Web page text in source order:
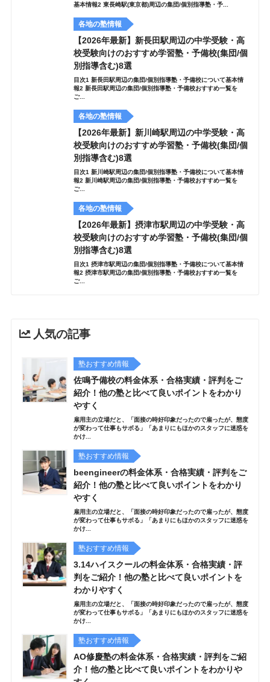
基本情報2 東長崎駅(東京都)周辺の集団/個別指導塾・予...
各地の塾情報
【2026年最新】新長田駅周辺の中学受験・高
校受験向けのおすすめ学習塾・予備校(集団/個
別指導含む)8選
目次1 新長田駅周辺の集団/個別指導塾・予備校について基本情
報2 新長田駅周辺の集団/個別指導塾・予備校おすすめ一覧を
ご...
各地の塾情報
【2026年最新】新川崎駅周辺の中学受験・高
校受験向けのおすすめ学習塾・予備校(集団/個
別指導含む)8選
目次1 新川崎駅周辺の集団/個別指導塾・予備校について基本情
報2 新川崎駅周辺の集団/個別指導塾・予備校おすすめ一覧を
ご...
各地の塾情報
【2026年最新】摂津市駅周辺の中学受験・高
校受験向けのおすすめ学習塾・予備校(集団/個
別指導含む)8選
目次1 摂津市駅周辺の集団/個別指導塾・予備校について基本情
報2 摂津市駅周辺の集団/個別指導塾・予備校おすすめ一覧を
ご...
人気の記事
塾おすすめ情報
佐鳴予備校の料金体系・合格実績・評判をご
紹介！他の塾と比べて良いポイントをわかり
やすく
雇用主の立場だと、「面接の時好印象だったので雇ったが、態度
が変わって仕事もサボる」「あまりにもほかのスタッフに迷惑を
かけ...
塾おすすめ情報
beengineerの料金体系・合格実績・評判をご
紹介！他の塾と比べて良いポイントをわかり
やすく
雇用主の立場だと、「面接の時好印象だったので雇ったが、態度
が変わって仕事もサボる」「あまりにもほかのスタッフに迷惑を
かけ...
塾おすすめ情報
3.14ハイスクールの料金体系・合格実績・評
判をご紹介！他の塾と比べて良いポイントを
わかりやすく
雇用主の立場だと、「面接の時好印象だったので雇ったが、態度
が変わって仕事もサボる」「あまりにもほかのスタッフに迷惑を
かけ...
塾おすすめ情報
AO修慶塾の料金体系・合格実績・評判をご紹
介！他の塾と比べて良いポイントをわかりや